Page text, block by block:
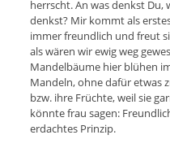
herrscht. An was denkst
denkst? Mir kommt als
immer freundlich und freut
als wären wir ewig weg
Mandelbäume hier blühen
Mandeln, ohne dafür etwas
bzw. ihre Früchte, weil sie
könnte frau sagen:
erdachtes Prinzip.